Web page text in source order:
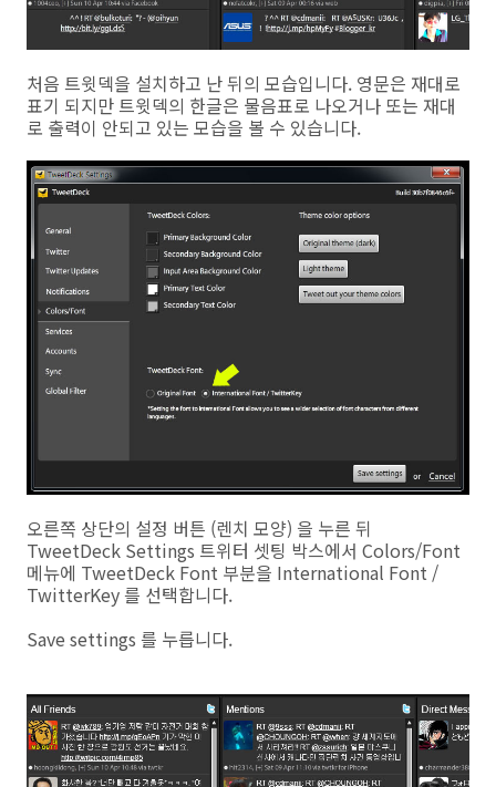
처음 트윗덱을 설치하고 난 뒤의 모습입니다. 영문은 재대로
표기 되지만 트윗덱의 한글은 물음표로 나오거나 또는 재대
로 출력이 안되고 있는 모습을 볼 수 있습니다.
오른쪽 상단의 설정 버튼 (렌치 모양) 을 누른 뒤
TweetDeck Settings 트위터 셋팅 박스에서 Colors/Font
메뉴에 TweetDeck Font 부분을 International Font /
TwitterKey 를 선택합니다.
Save settings 를 누릅니다.